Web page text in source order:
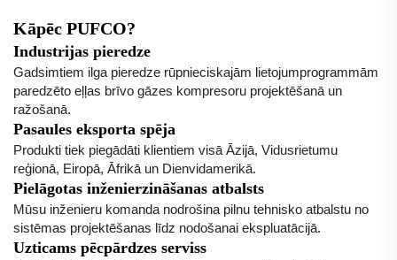
Kāpēc PUFCO?
Industrijas pieredze
Gadsimtiem ilga pieredze rūpnieciskajām lietojumprogrammām
paredzēto eļļas brīvo gāzes kompresoru projektēšanā un
ražošanā.
Pasaules eksporta spēja
Produkti tiek piegādāti klientiem visā Āzijā, Vidusrietumu
reģionā, Eiropā, Āfrikā un Dienvidamerikā.
Pielāgotas inženierzināšanas atbalsts
Mūsu inženieru komanda nodrošina pilnu tehnisko atbalstu no
sistēmas projektēšanas līdz nodošanai ekspluatācijā.
Uzticams pēcpārdzes serviss